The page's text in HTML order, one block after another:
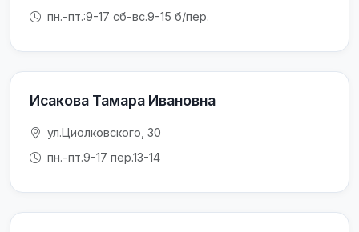
пн.-пт.:9-17 сб-вс.9-15 б/пер.
Исакова Тамара Ивановна
ул.Циолковского, 30
пн.-пт.9-17 пер.13-14